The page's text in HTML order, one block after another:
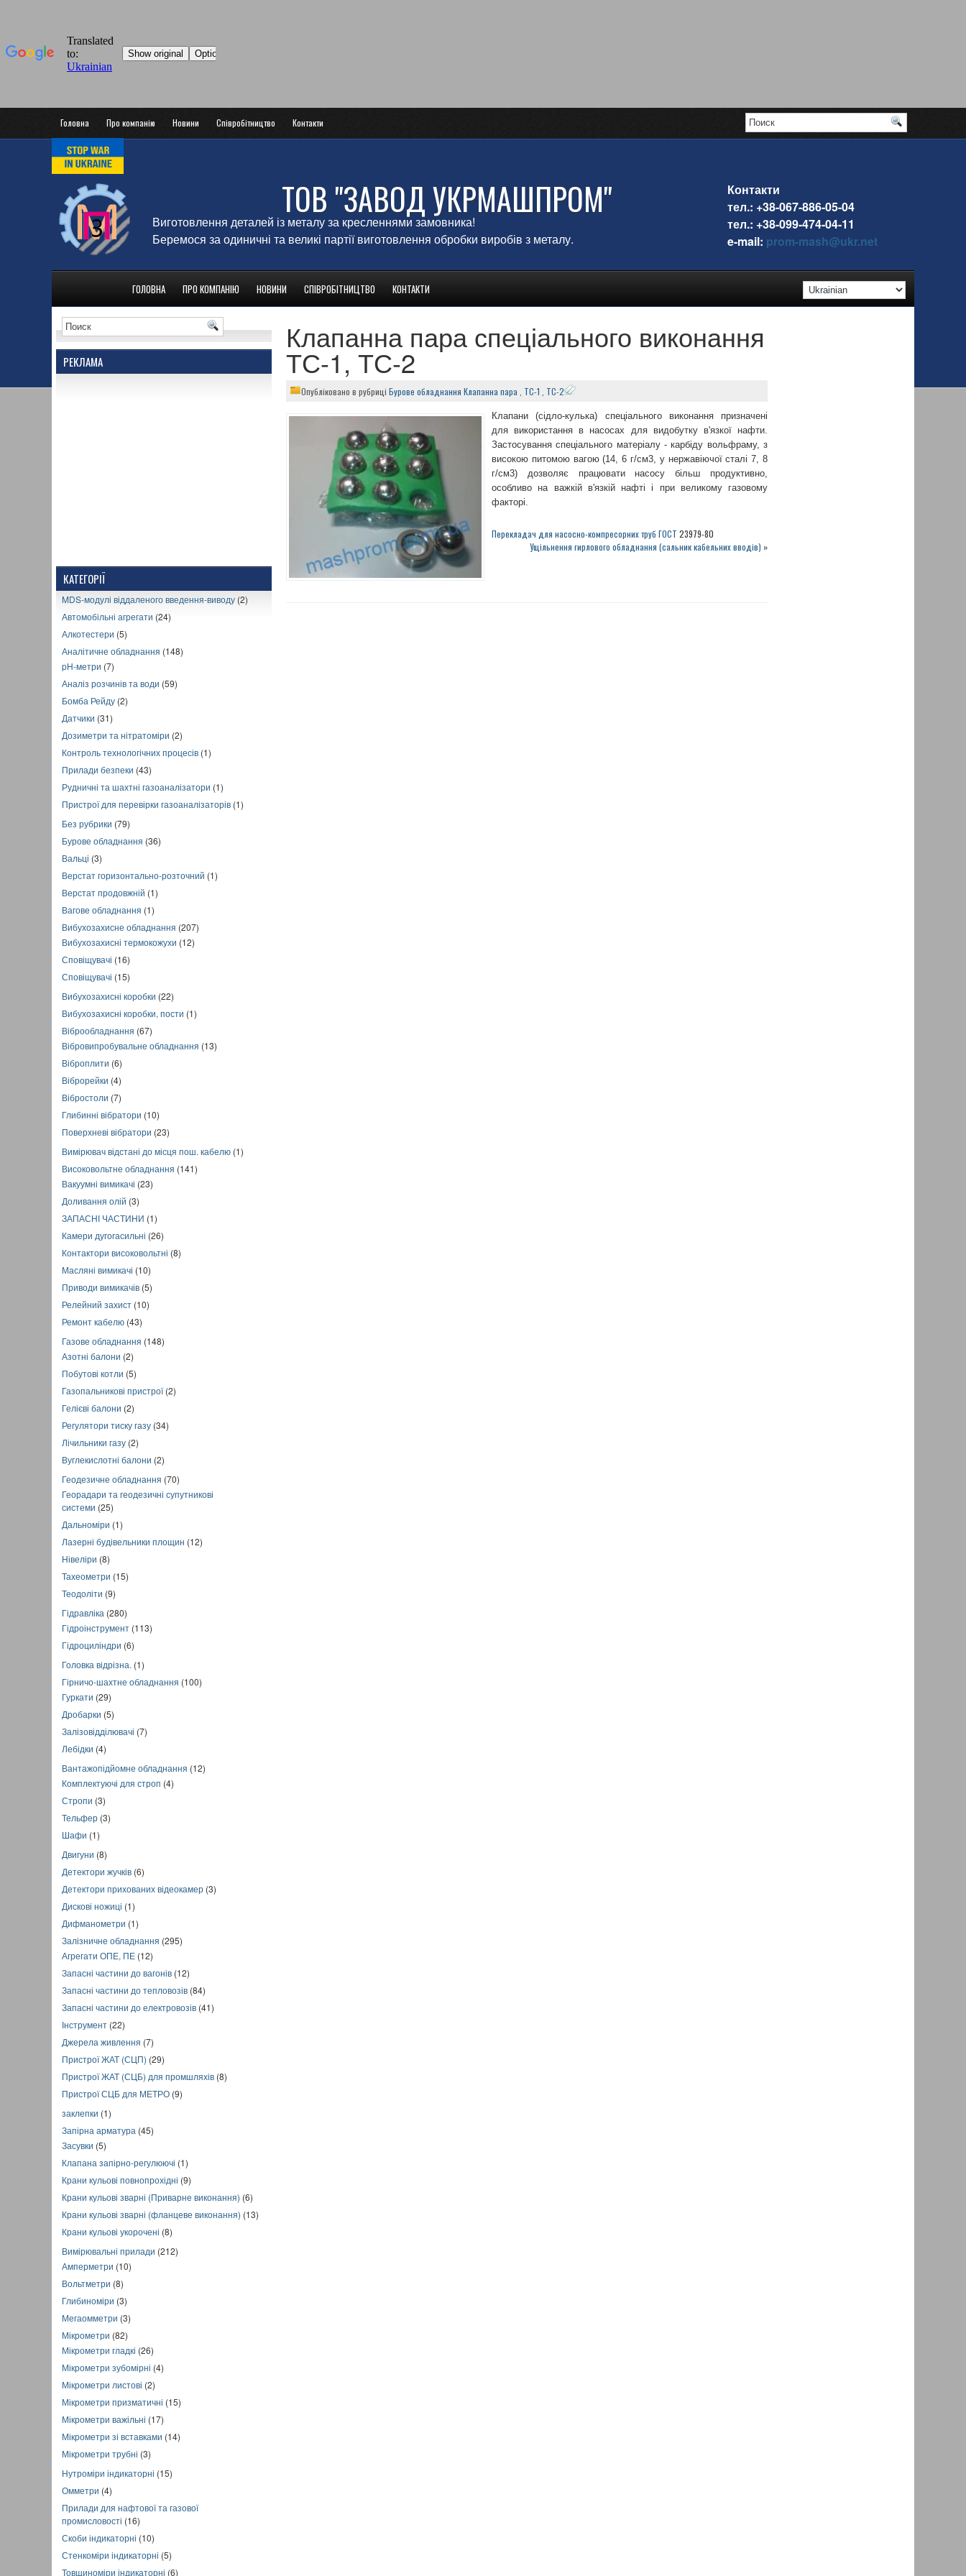
Головна Про компанію Новини Співробітництво Контакти
ТОВ "ЗАВОД УКРМАШПРОМ"
Виготовлення деталей із металу за кресленнями замовника!
Беремося за одиничні та великі партії виготовлення обробки виробів з металу.
Контакти
тел.: +38-067-886-05-04
тел.: +38-099-474-04-11
e-mail: prom-mash@ukr.net
ГОЛОВНА ПРО КОМПАНІЮ НОВИНИ СПІВРОБІТНИЦТВО КОНТАКТИ
РЕКЛАМА
КАТЕГОРІЇ
MDS-модулі віддаленого введення-виводу (2)
Автомобільні агрегати (24)
Алкотестери (5)
Аналітичне обладнання (148)
pH-метри (7)
Аналіз розчинів та води (59)
Бомба Рейду (2)
Датчики (31)
Дозиметри та нітратоміри (2)
Контроль технологічних процесів (1)
Прилади безпеки (43)
Рудничні та шахтні газоаналізатори (1)
Пристрої для перевірки газоаналізаторів (1)
Без рубрики (79)
Бурове обладнання (36)
Вальці (3)
Верстат горизонтально-розточний (1)
Верстат продовжній (1)
Вагове обладнання (1)
Вибухозахисне обладнання (207)
Вибухозахисні термокожухи (12)
Сповіщувачі (16)
Сповіщувачі (15)
Вибухозахисні коробки (22)
Вибухозахисні коробки, пости (1)
Віброобладнання (67)
Вібровипробувальне обладнання (13)
Віброплити (6)
Віброрейки (4)
Вібростоли (7)
Глибинні вібратори (10)
Поверхневі вібратори (23)
Вимірювач відстані до місця пош. кабелю (1)
Високовольтне обладнання (141)
Вакуумні вимикачі (23)
Доливання олій (3)
ЗАПАСНІ ЧАСТИНИ (1)
Камери дугогасильні (26)
Контактори високовольтні (8)
Масляні вимикачі (10)
Приводи вимикачів (5)
Релейний захист (10)
Ремонт кабелю (43)
Газове обладнання (148)
Азотні балони (2)
Побутові котли (5)
Газопальникові пристрої(2)
Гелієві балони (2)
Регулятори тиску газу (34)
Лічильники газу (2)
Вуглекислотні балони (2)
Геодезичне обладнання (70)
Георадари та геодезичні супутникові
системи (25)
Дальноміри (1)
Лазерні будівельники площин (12)
Нівеліри (8)
Тахеометри (15)
Теодоліти (9)
Гідравліка (280)
Гідроінструмент (113)
Гідроциліндри (6)
Головка відрізна. (1)
Гірничо-шахтне обладнання (100)
Гуркати (29)
Дробарки (5)
Залізовідділювачі (7)
Лебідки (4)
Вантажопідйомне обладнання (12)
Комплектуючі для строп (4)
Стропи (3)
Тельфер (3)
Шафи (1)
Двигуни (8)
Детектори жучків (6)
Детектори прихованих відеокамер (3)
Дискові ножиці (1)
Дифманометри (1)
Залізничне обладнання (295)
Агрегати ОПЕ, ПЕ (12)
Запасні частини до вагонів (12)
Запасні частини до тепловозів (84)
Запасні частини до електровозів (41)
Інструмент (22)
Джерела живлення (7)
Пристрої ЖАТ (СЦП) (29)
Пристрої ЖАТ (СЦБ) для промшляхів (8)
Пристрої СЦБ для МЕТРО (9)
заклепки (1)
Запірна арматура (45)
Засувки (5)
Клапана запірно-регулюючі (1)
Крани кульові повнопрохідні (9)
Крани кульові зварні (Приварне виконання) (6)
Крани кульові зварні (фланцеве виконання) (13)
Крани кульові укорочені (8)
Вимірювальні прилади (212)
Амперметри (10)
Вольтметри (8)
Глибиноміри (3)
Мегаомметри (3)
Мікрометри (82)
Мікрометри гладкі (26)
Мікрометри зубомірні (4)
Мікрометри листові (2)
Мікрометри призматичні (15)
Мікрометри важільні (17)
Мікрометри зі вставками (14)
Мікрометри трубні (3)
Нутроміри індикаторні (15)
Омметри (4)
Прилади для нафтової та газової
промисловості (16)
Скоби індикаторні (10)
Стенкоміри індикаторні (5)
Товщиноміри індикаторні (6)
Клапанна пара спеціального виконання
ТС-1, ТС-2
Опубліковано в рубриці Бурове обладнання Клапанна пара ТС-1 ТС-2
Клапани (сідло-кулька) спеціального виконання призначені
для використання в насосах для видобутку в'язкої нафти.
Застосування спеціального матеріалу - карбіду вольфраму, з
високою питомою вагою (14, 6 г/см3, у нержавіючої сталі 7, 8
г/см3) дозволяє працювати насосу більш продуктивно,
особливо на важкій в'язкій нафті і при великому газовому
факторі.
Перекладач для насосно-компресорних труб ГОСТ 23979-80
Ущільнення гирлового обладнання (сальник кабельних вводів) »